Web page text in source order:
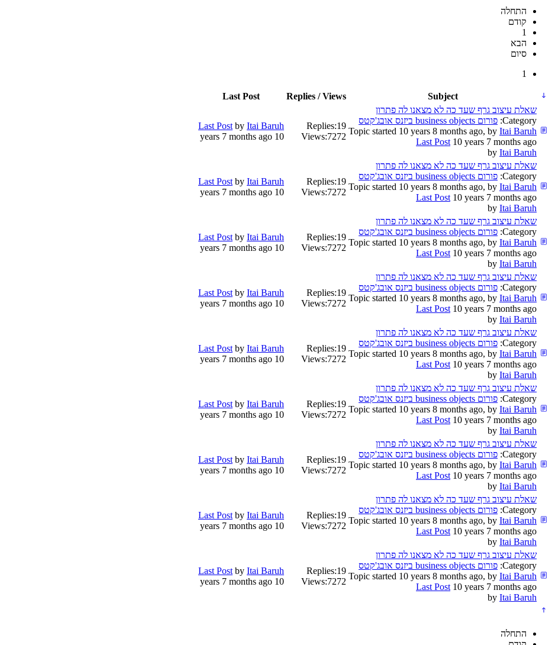
התחלה
קודם
1
הבא
סיום
1
Subject
Replies / Views
Last Post
שאלת עיצוב גרף שעד כה לא מצאנו לה פתרון
Category: פורום business objects ביזנס אובג'קטס
Topic started 10 years 8 months ago, by Itai Baruh
Last Post 10 years 7 months ago
by Itai Baruh
Replies:19
Views:7272
Last Post by Itai Baruh
10 years 7 months ago
שאלת עיצוב גרף שעד כה לא מצאנו לה פתרון
Category: פורום business objects ביזנס אובג'קטס
Topic started 10 years 8 months ago, by Itai Baruh
Last Post 10 years 7 months ago
by Itai Baruh
Replies:19
Views:7272
Last Post by Itai Baruh
10 years 7 months ago
שאלת עיצוב גרף שעד כה לא מצאנו לה פתרון
Category: פורום business objects ביזנס אובג'קטס
Topic started 10 years 8 months ago, by Itai Baruh
Last Post 10 years 7 months ago
by Itai Baruh
Replies:19
Views:7272
Last Post by Itai Baruh
10 years 7 months ago
שאלת עיצוב גרף שעד כה לא מצאנו לה פתרון
Category: פורום business objects ביזנס אובג'קטס
Topic started 10 years 8 months ago, by Itai Baruh
Last Post 10 years 7 months ago
by Itai Baruh
Replies:19
Views:7272
Last Post by Itai Baruh
10 years 7 months ago
שאלת עיצוב גרף שעד כה לא מצאנו לה פתרון
Category: פורום business objects ביזנס אובג'קטס
Topic started 10 years 8 months ago, by Itai Baruh
Last Post 10 years 7 months ago
by Itai Baruh
Replies:19
Views:7272
Last Post by Itai Baruh
10 years 7 months ago
שאלת עיצוב גרף שעד כה לא מצאנו לה פתרון
Category: פורום business objects ביזנס אובג'קטס
Topic started 10 years 8 months ago, by Itai Baruh
Last Post 10 years 7 months ago
by Itai Baruh
Replies:19
Views:7272
Last Post by Itai Baruh
10 years 7 months ago
שאלת עיצוב גרף שעד כה לא מצאנו לה פתרון
Category: פורום business objects ביזנס אובג'קטס
Topic started 10 years 8 months ago, by Itai Baruh
Last Post 10 years 7 months ago
by Itai Baruh
Replies:19
Views:7272
Last Post by Itai Baruh
10 years 7 months ago
שאלת עיצוב גרף שעד כה לא מצאנו לה פתרון
Category: פורום business objects ביזנס אובג'קטס
Topic started 10 years 8 months ago, by Itai Baruh
Last Post 10 years 7 months ago
by Itai Baruh
Replies:19
Views:7272
Last Post by Itai Baruh
10 years 7 months ago
שאלת עיצוב גרף שעד כה לא מצאנו לה פתרון
Category: פורום business objects ביזנס אובג'קטס
Topic started 10 years 8 months ago, by Itai Baruh
Last Post 10 years 7 months ago
by Itai Baruh
Replies:19
Views:7272
Last Post by Itai Baruh
10 years 7 months ago
התחלה